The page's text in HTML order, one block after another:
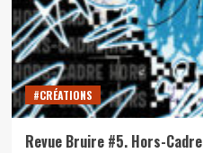
#CRÉATIONS
Revue Bruire #5. Hors-